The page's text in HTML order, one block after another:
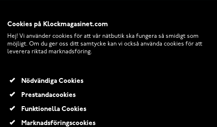
© 2026 Klockmagasinet.com
Cookies på Klockmagasinet.com
Hej! Vi använder cookies för att vår nätbutik ska fungera så smidigt som
möjligt. Om du ger oss ditt samtycke kan vi också använda cookies för att
leverera riktad marknadsföring.
Nödvändiga Cookies
Prestandacookies
Funktionella Cookies
Marknadsföringscookies